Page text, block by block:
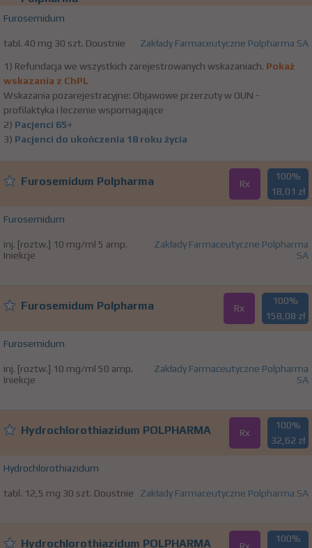
Furosemidum
tabl. 40 mg 30 szt. Doustnie Zakłady Farmaceutyczne Polpharma SA
1) Refundacja we wszystkich zarejestrowanych wskazaniach. Pokaż
wskazania z ChPL
Wskazania pozarejestracyjne: Objawowe przerzuty w OUN -
profilaktyka i leczenie wspomagające
2) Pacjenci 65+
3) Pacjenci do ukończenia 18 roku życia
Furosemidum Polpharma Rx
100%
18,01 zł
Furosemidum
inj. [roztw.] 10 mg/ml 5 amp.
Iniekcje
Zakłady Farmaceutyczne Polpharma
SA
Furosemidum Polpharma Rx
100%
158,08 zł
Furosemidum
inj. [roztw.] 10 mg/ml 50 amp.
Iniekcje
Zakłady Farmaceutyczne Polpharma
SA
Hydrochlorothiazidum POLPHARMA Rx
100%
32,62 zł
Hydrochlorothiazidum
tabl. 12,5 mg 30 szt. Doustnie Zakłady Farmaceutyczne Polpharma SA
Hydrochlorothiazidum POLPHARMA
100%